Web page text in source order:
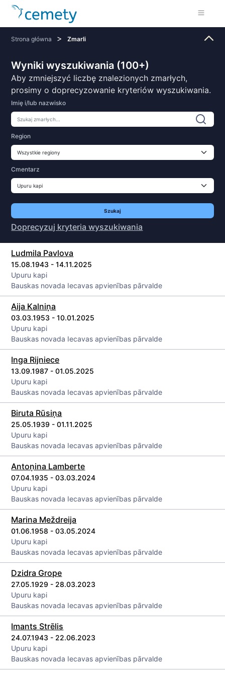
Strona główna > Zmarli
Wyniki wyszukiwania (100+)
Aby zmniejszyć liczbę znalezionych zmarłych,
prosimy o doprecyzowanie kryteriów wyszukiwania.
Imię i/lub nazwisko
Region
Cmentarz
Szukaj
Doprecyzuj kryteria wyszukiwania
Ludmila Pavlova
15.08.1943 - 14.11.2025
Upuru kapi
Bauskas novada Iecavas apvienības pārvalde
Aija Kalniņa
03.03.1953 - 10.01.2025
Upuru kapi
Bauskas novada Iecavas apvienības pārvalde
Inga Rijniece
13.09.1987 - 01.05.2025
Upuru kapi
Bauskas novada Iecavas apvienības pārvalde
Biruta Rūsiņa
25.05.1939 - 01.11.2025
Upuru kapi
Bauskas novada Iecavas apvienības pārvalde
Antoņina Lamberte
07.04.1935 - 03.03.2024
Upuru kapi
Bauskas novada Iecavas apvienības pārvalde
Marina Meždreija
01.06.1958 - 03.05.2024
Upuru kapi
Bauskas novada Iecavas apvienības pārvalde
Dzidra Grope
27.05.1929 - 28.03.2023
Upuru kapi
Bauskas novada Iecavas apvienības pārvalde
Imants Strēlis
24.07.1943 - 22.06.2023
Upuru kapi
Bauskas novada Iecavas apvienības pārvalde